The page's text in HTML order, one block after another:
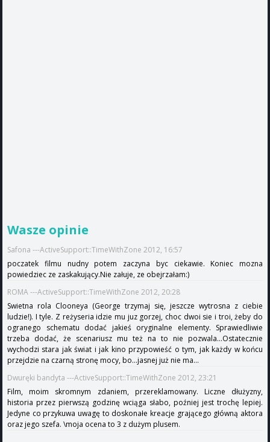
Wasze opinie
Safona ---ActiveSupport::TimeWithZone 2012, 16:57
poczatek filmu nudny potem zaczyna byc ciekawie. Koniec mozna
powiedziec ze zaskakujący.Nie załuje, ze obejrzałam:)
ROMA ---ActiveSupport::TimeWithZone 2012, 20:28
Swietna rola Clooneya (George trzymaj się, jeszcze wytrosna z ciebie
ludzie!). I tyle. Z reżyseria idzie mu juz gorzej, choc dwoi sie i troi, żeby do
ogranego schematu dodać jakieś oryginalne elementy. Sprawiedliwie
trzeba dodać, że scenariusz mu też na to nie pozwala...Ostatecznie
wychodzi stara jak świat i jak kino przypowieść o tym, jak każdy w końcu
przejdzie na czarną stronę mocy, bo...jasnej już nie ma...
Dwuręki bandyta ---ActiveSupport::TimeWithZone 2012, 23:21
Film, moim skromnym zdaniem, przereklamowany. Liczne dłużyzny,
historia przez pierwszą godzinę wciąga słabo, poźniej jest trochę lepiej.
Jedyne co przykuwa uwagę to doskonałe kreacje grającego główną aktora
oraz jego szefa. \moja ocena to 3 z dużym plusem.